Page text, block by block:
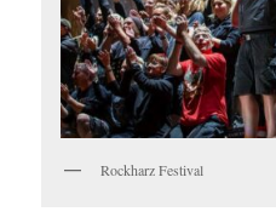
Rockharz Festival